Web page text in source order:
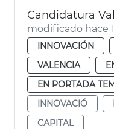
modificado hace
INNOVACIÓN
VALENCIA
EN PORTADA
INNOVACIÓ
CAPITAL